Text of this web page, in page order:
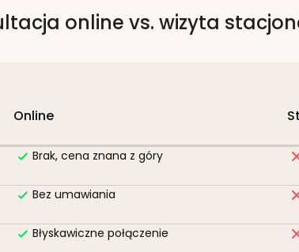
online vs. wizyta
Online
Brak, cena znana z góry
Bez umawiania
Błyskawiczne połączenie